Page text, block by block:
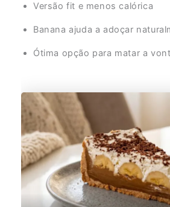
Versão fit e menos calórica
Banana ajuda a adoçar
Ótima opção para matar a